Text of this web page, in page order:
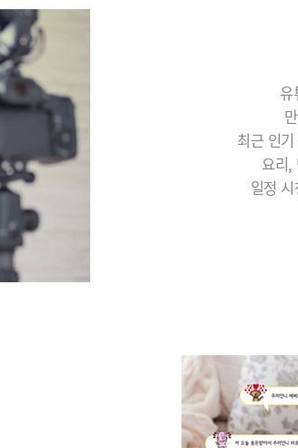
유
최근 인
요리,
일정